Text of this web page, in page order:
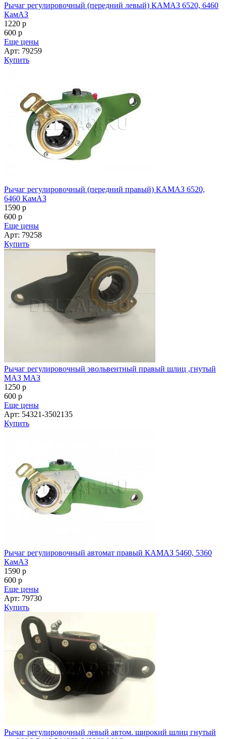
Рычаг регулировочный (передний левый) КАМАЗ 6520, 6460
КамАЗ
1220 p
600 p
Еще цены
Арт: 79259
Купить
Рычаг регулировочный (передний правый) КАМАЗ 6520,
6460 КамАЗ
1590 p
600 p
Еще цены
Арт: 79258
Купить
Рычаг регулировочный эвольвентный правый шлиц ,гнутый
МАЗ МАЗ
1250 p
600 p
Еще цены
Арт: 54321-3502135
Купить
Рычаг регулировочный автомат правый КАМАЗ 5460, 5360
КамАЗ
1590 p
600 p
Еще цены
Арт: 79730
Купить
Рычаг регулировочный левый автом. широкий шлиц гнутый